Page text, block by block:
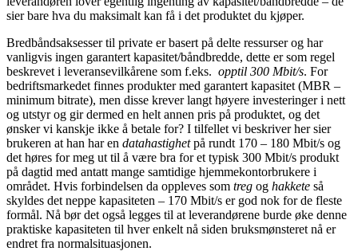
sier bare hva du maksimalt kan få i det produktet du kjøper.
Bredbåndsaksesser til private er basert på delte ressurser og har
vanligvis ingen garantert kapasitet/båndbredde, dette er som regel
beskrevet i leveransevilkårene som f.eks. opptil 300 Mbit/s. For
bedriftsmarkedet finnes produkter med garantert kapasitet (MBR –
minimum bitrate), men disse krever langt høyere investeringer i nett
og utstyr og gir dermed en helt annen pris på produktet, og det
ønsker vi kanskje ikke å betale for? I tilfellet vi beskriver her sier
brukeren at han har en datahastighetpå rundt 170 – 180 Mbit/s og
det høres for meg ut til å være bra for et typisk 300 Mbit/s produkt
på dagtid med antatt mange samtidige hjemmekontorbrukere i
området. Hvis forbindelsen da oppleves som treg og hakkete så
skyldes det neppe kapasiteten – 170 Mbit/s er god nok for de fleste
formål. Nå bør det også legges til at leverandørene burde øke denne
praktiske kapasiteten til hver enkelt nå siden bruksmønsteret nå er
endret fra normalsituasjonen.